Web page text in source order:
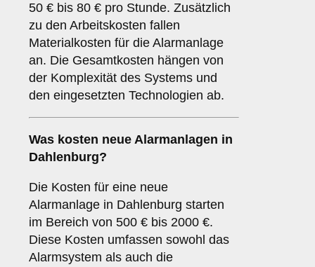
50 € bis 80 € pro Stunde. Zusätzlich
zu den Arbeitskosten fallen
Materialkosten für die Alarmanlage
an. Die Gesamtkosten hängen von
der Komplexität des Systems und
den eingesetzten Technologien ab.
Was kosten neue Alarmanlagen in
Dahlenburg?
Die Kosten für eine neue
Alarmanlage in Dahlenburg starten
im Bereich von 500 € bis 2000 €.
Diese Kosten umfassen sowohl das
Alarmsystem als auch die